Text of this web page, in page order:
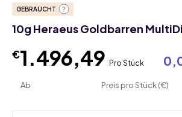
GEBRAUCHT
10g Heraeus Goldbarren
€1.496,49 Pro Stück
Ab Preis pro Stück (€)